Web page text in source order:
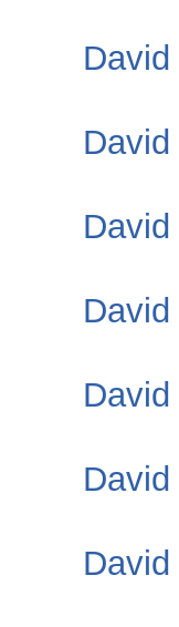
David
David
David
David
David
David
David